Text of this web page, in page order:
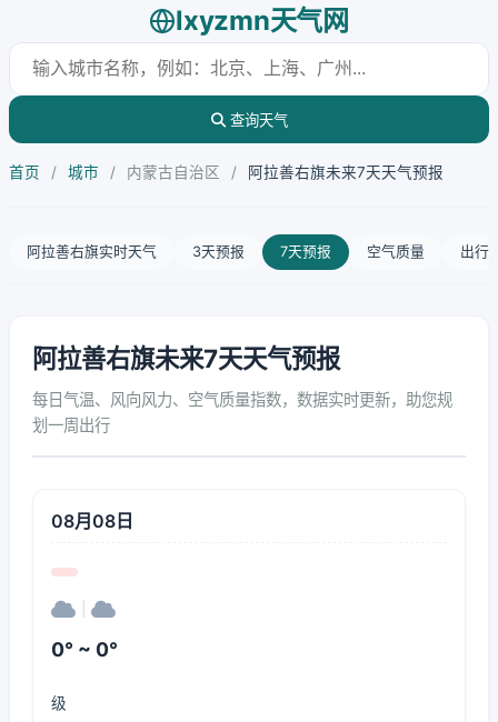
lxyzmn天气网
查询天气
首页 / 城市 / 内蒙古自治区 / 阿拉善右旗未来7天天气预报
阿拉善右旗实时天气 3天预报 7天预报 空气质量 出行
阿拉善右旗未来7天天气预报
每日气温、风向风力、空气质量指数，数据实时更新，助您规
划一周出行
08月08日
0° ~ 0°
级